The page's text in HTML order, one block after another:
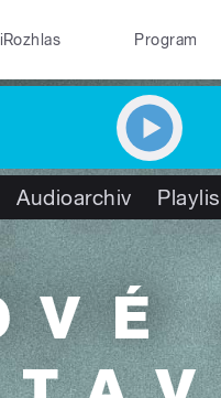
iRozhlas Program
Audioarchiv